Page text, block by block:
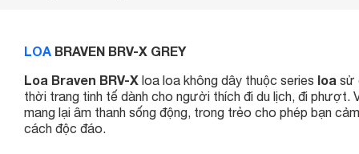
LOA BRAVEN BRV-X GREY
Loa Braven BRV-X loa loa không dây thuộc series loa sử
thời trang tinh tế dành cho người thích đi du lịch, đi phượt.
mang lại âm thanh sống động, trong trẻo cho phép bạn
cách độc đáo.